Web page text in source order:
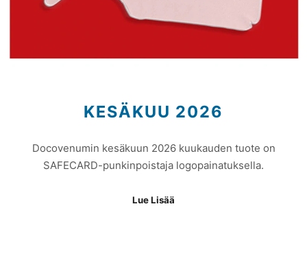
KESÄKUU 2026
Docovenumin kesäkuun 2026 kuukauden tuote on
SAFECARD-punkinpoistaja logopainatuksella.
Lue Lisää